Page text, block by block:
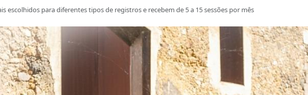
escolhidos para diferentes tipos de registros e recebem de 5 a 15 sessões por mês